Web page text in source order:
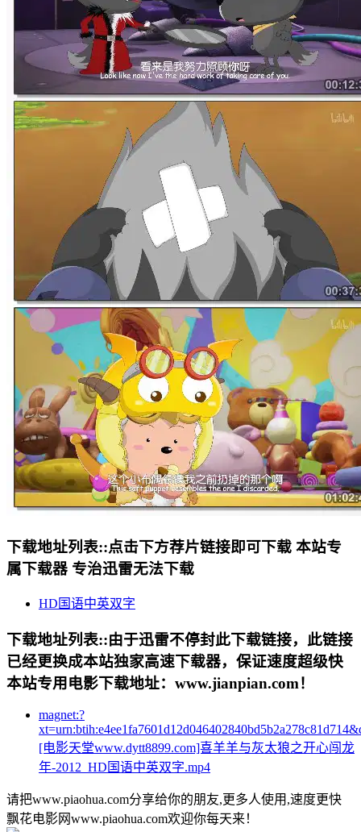
下载地址列表::点击下方荐片链接即可下载 本站专
属下载器 专治迅雷无法下载
HD国语中英双字
下载地址列表::由于迅雷不停封此下载链接，此链接
已经更换成本站独家高速下载器，保证速度超级快
本站专用电影下载地址：www.jianpian.com！
magnet:?
[电影天堂www.dytt8899.com]喜羊羊与灰太狼之开心闯龙
年-2012_HD国语中英双字.mp4
请把www.piaohua.com分享给你的朋友,更多人使用,速度更快
飘花电影网www.piaohua.com欢迎你每天来！